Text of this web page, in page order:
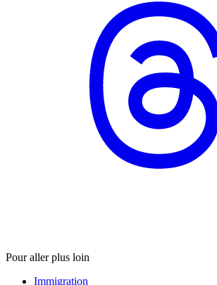
Pour aller plus loin
Immigration